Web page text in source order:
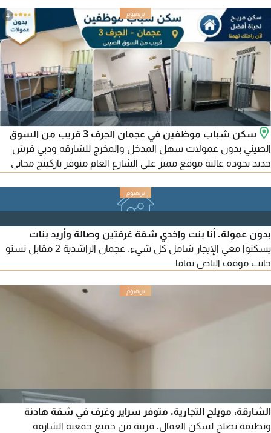
4
سكن شباب موظفين في عجمان الجرف 3 قريب من السوق
الصيني بدون عمولات سهل المدخل والمخرج للشارقه ودبي فرش
جديد بجودة عالية موقع مميز على الشارع العام متوفر باركينج مجاني
بدون عمولة. أنا بنت واخدي شقة غرفتين وصالة وأريد بنات
يسكنوا معي الإيجار شامل كل شيء. عجمان الراشدية 2 مقابل نستو
جانب موقف الباص تماما
الشارقة، مويلح التجارية. متوفر سراير وغرف في شقة هادئة
ونظيفة تصلح لسكن العمال. قريبة من جميع جمعية الشارقة